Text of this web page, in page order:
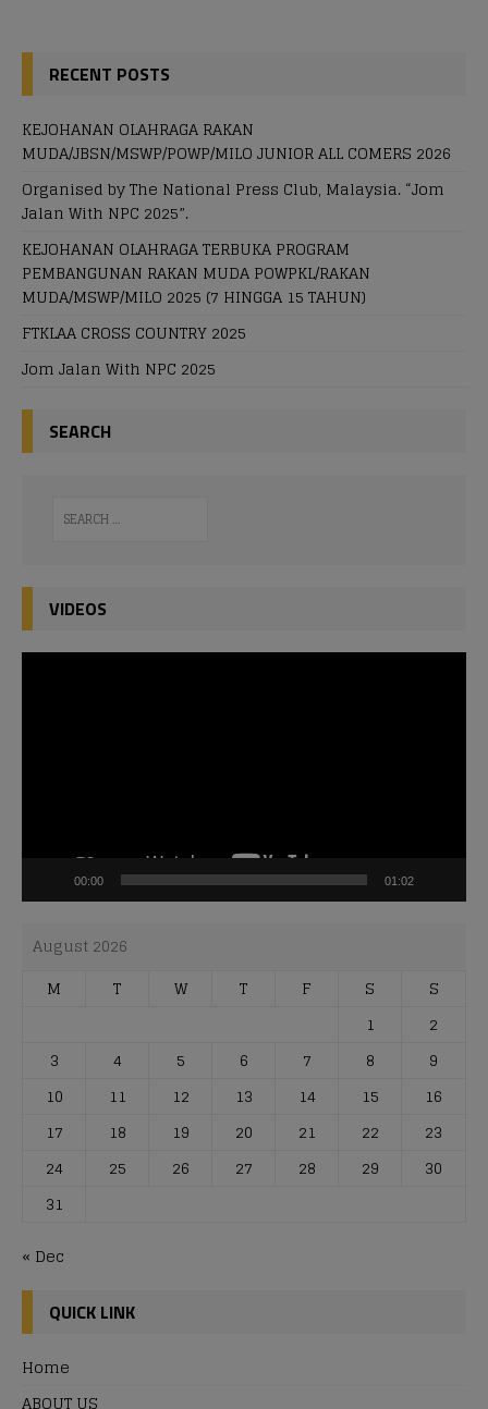
RECENT POSTS
KEJOHANAN OLAHRAGA RAKAN
MUDA/JBSN/MSWP/POWP/MILO JUNIOR ALL COMERS 2026
Organised by The National Press Club, Malaysia. “Jom
Jalan With NPC 2025”.
KEJOHANAN OLAHRAGA TERBUKA PROGRAM
PEMBANGUNAN RAKAN MUDA POWPKL/RAKAN
MUDA/MSWP/MILO 2025 (7 HINGGA 15 TAHUN)
FTKLAA CROSS COUNTRY 2025
Jom Jalan With NPC 2025
SEARCH
VIDEOS
00:00 01:02
August 2026
M
T W T F S
S
1
2
3
4 5 6 7 8
9
10
11 12 13 14 15
16
17
18 19 20 21 22
23
24
25 26 27 28 29
30
31
« Dec
QUICK LINK
Home
ABOUT US